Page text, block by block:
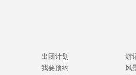
出团计划
我要预约
游
风